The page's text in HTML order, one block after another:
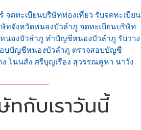
ดทะเบียนบริษัทท่องเที่ยว รับจดทะเบียน
ทจังหวัดหนองบัวลำภู จดทะเบียนบริษัท
นองบัวลำภู ทำบัญชีหนองบัวลำภู รับวาง
บบัญชีหนองบัวลำภู ตรวจสอบบัญชี
โนนสัง ศรีบุญเรือง สุวรรณคูหา นาวัง
ทกับเราวันนี้